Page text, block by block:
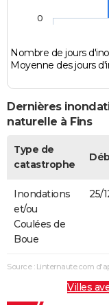
Nombre de jours
Moyenne des jours
0
Dernières
naturelle à Fins
Type de
catastrophe
Inondations
et/ou
Coulées de
Boue
25/
Source : Linternaute.com
Villes